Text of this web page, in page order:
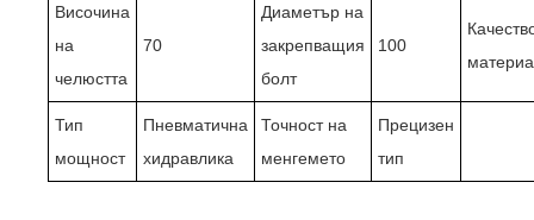
Височина
на
челюстта
70
Диаметър на
закрепващия
болт
100
Тип
мощност
Пневматична
хидравлика
Точност на
менгемето
Прецизен
тип